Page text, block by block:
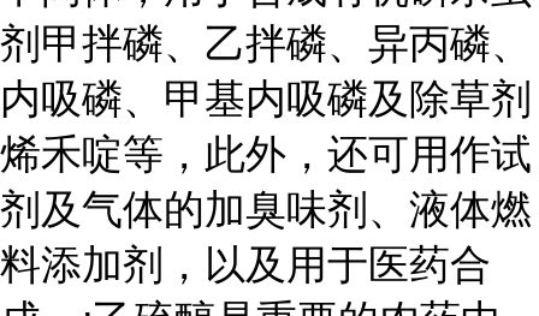
剂甲拌磷、乙拌磷、异丙磷、
内吸磷、甲基内吸磷及除草剂
烯禾啶等，此外，还可用作试
剂及气体的加臭味剂、液体燃
料添加剂，以及用于医药合